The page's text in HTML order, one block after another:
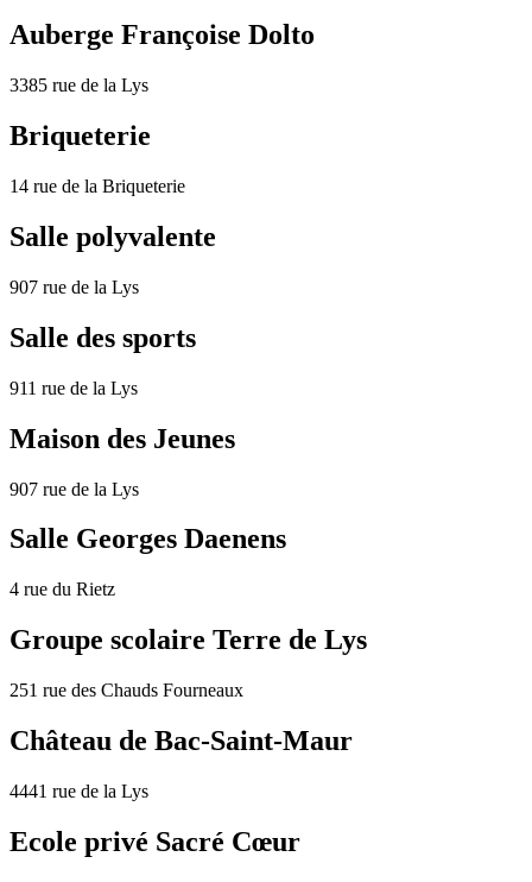
Auberge Françoise Dolto
3385 rue de la Lys
Briqueterie
14 rue de la Briqueterie
Salle polyvalente
907 rue de la Lys
Salle des sports
911 rue de la Lys
Maison des Jeunes
907 rue de la Lys
Salle Georges Daenens
4 rue du Rietz
Groupe scolaire Terre de Lys
251 rue des Chauds Fourneaux
Château de Bac-Saint-Maur
4441 rue de la Lys
Ecole privé Sacré Cœur